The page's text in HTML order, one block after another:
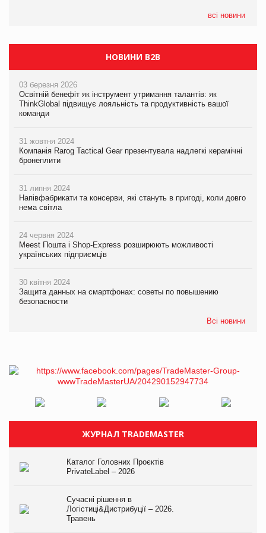
всі новини
Сергій Лісунов про заморожені хлібобулочні вироби на
НОВИНИ B2B
03 березня 2026
Освітній бенефіт як інструмент утримання талантів: як
ThinkGlobal підвищує лояльність та продуктивність вашої
команди
31 жовтня 2024
Компанія Rarog Tactical Gear презентувала надлегкі керамічні
бронеплити
31 липня 2024
Напівфабрикати та консерви, які стануть в пригоді, коли довго
нема світла
24 червня 2024
Meest Пошта і Shop-Express розширюють можливості
українських підприємців
30 квітня 2024
Защита данных на смартфонах: советы по повышению
безопасности
Всі новини
ЖУРНАЛ TRADEMASTER
Каталог Головних Проєктів
PrivateLabel – 2026
Сучасні рішення в
Логістиці&Дистрибуції – 2026.
Травень